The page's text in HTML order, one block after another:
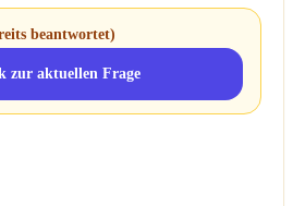
beantwortet)
zur aktuellen Frage